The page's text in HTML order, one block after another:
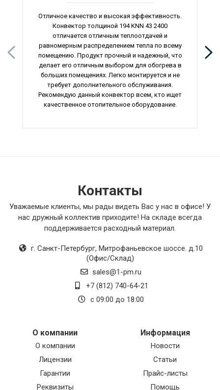
Отличное качество и высокая эффективность.
Конвектор толщиной 194 KNN 43 2400
отличается отличным теплоотдачей и
равномерным распределением тепла по всему
помещению. Продукт прочный и надежный, что
делает его отличным выбором для обогрева в
больших помещениях. Легко монтируется и не
требует дополнительного обслуживания.
Рекомендую данный конвектор всем, кто ищет
качественное отопительное оборудование.
Контакты
Уважаемые клиенты, мы рады видеть Вас у нас в офисе! У
нас дружный коллектив приходите! На складе всегда
поддерживается расходный материал.
г. Санкт-Петербург, Митрофаньевское шоссе. д.10
(Офис/Склад)
sales@1-pm.ru
+7 (812) 740-64-21
с 09:00 до 18:00
О компании
О компании
Лицензии
Гарантии
Реквизиты
Информация
Новости
Статьи
Прайс-листы
Помощь